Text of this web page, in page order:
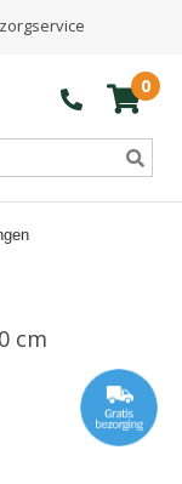
0
cm